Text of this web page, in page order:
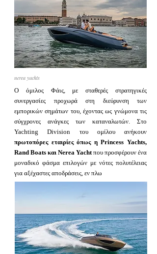
nerea yachts
Ο όμιλος Φάις, με σταθερές στρατηγικές
συνεργασίες προχωρά στη διεύρυνση των
εμπορικών σημάτων του, έχοντας ως γνώμονα τις
σύγχρονες ανάγκες των καταναλωτών. Στο
Yachting Division του ομίλου ανήκουν
πρωτοπόρες εταιρίες όπως η Princess Yachts,
Rand Boats και Nerea Yachtπου προσφέρουν ένα
μοναδικό φάσμα επιλογών με νότες πολυτέλειας
για αξέχαστες αποδράσεις, εν πλω